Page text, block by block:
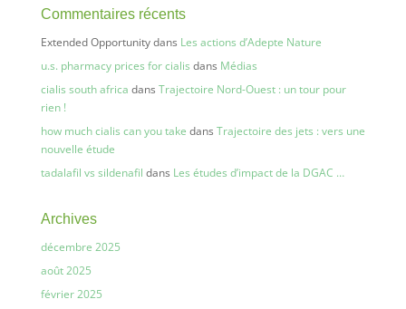
Commentaires récents
Extended Opportunitydans Les actions d’Adepte Nature
u.s. pharmacy prices for cialis dans Médias
cialis south africa dans Trajectoire Nord-Ouest : un tour pour
rien !
how much cialis can you take dans Trajectoire des jets : vers une
nouvelle étude
tadalafil vs sildenafil dans Les études d’impact de la DGAC …
Archives
décembre 2025
août 2025
février 2025